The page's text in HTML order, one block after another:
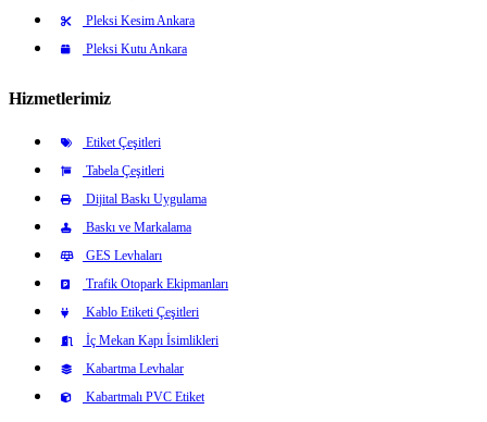
Pleksi Kesim Ankara
Pleksi Kutu Ankara
Hizmetlerimiz
Etiket Çeşitleri
Tabela Çeşitleri
Dijital Baskı Uygulama
Baskı ve Markalama
GES Levhaları
Trafik Otopark Ekipmanları
Kablo Etiketi Çeşitleri
İç Mekan Kapı İsimlikleri
Kabartma Levhalar
Kabartmalı PVC Etiket